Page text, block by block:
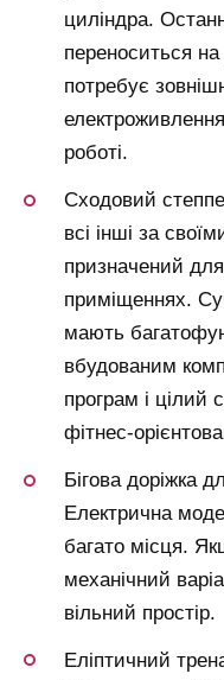
циліндра.
переноситься
потребує
роботі.
Сходовий
всі інші за
призначений
приміщеннях.
мають
вбудованим
програм і цілий
фітнес-
Бігова доріжка
Електрична
багато місця.
механічний
вільний простір.
Еліптичний